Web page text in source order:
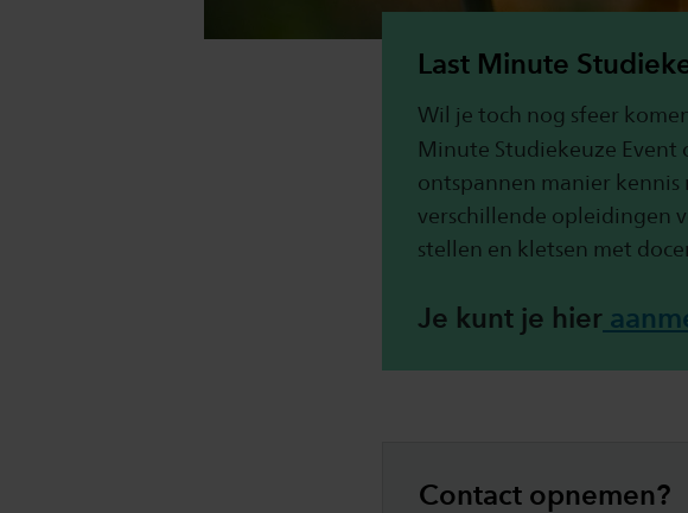
Last Minute
Wil je toch nog sfeer
Minute Studiekeuze Event
ontspannen manier
verschillende opleidingen
stellen en kletsen met
Je kunt je hier
Contact opnemen?